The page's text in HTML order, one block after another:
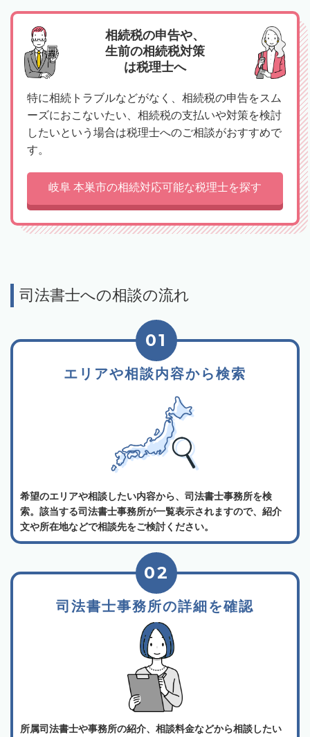
相続税の申告や、
生前の相続税対策
は税理士へ
特に相続トラブルなどがなく、相続税の申告をスム
ーズにおこないたい、相続税の支払いや対策を検討
したいという場合は税理士へのご相談がおすすめで
す。
岐阜 本巣市の相続対応可能な税理士を探す
司法書士への相談の流れ
エリアや相談内容から検索
01
希望のエリアや相談したい内容から、司法書士事務所を検
索。該当する司法書士事務所が一覧表示されますので、紹介
文や所在地などで相談先をご検討ください。
司法書士事務所の詳細を確認
02
所属司法書士や事務所の紹介、相談料金などから相談したい